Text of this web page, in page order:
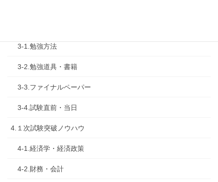
3-1.勉強方法
3-2.勉強道具・書籍
3-3.ファイナルペーパー
3-4.試験直前・当日
4.１次試験突破ノウハウ
4-1.経済学・経済政策
4-2.財務・会計